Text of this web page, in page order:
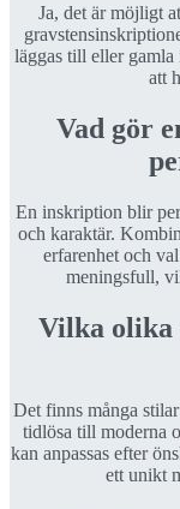
Ja, det är möjligt
läggas till eller gamla
att
Vad gör
En inskription blir
och karaktär.
erfarenhet och
meningsfull,
Vilka
Det finns många
tidlösa till moderna
kan anpassas efter
ett unikt